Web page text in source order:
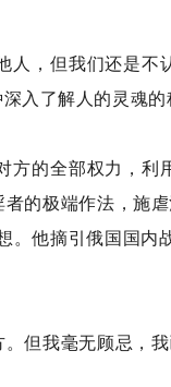
，但我们还是
了解人的灵魂
的全部权力，
的极端作法，施
。他摘引俄国国
但我毫无顾忌